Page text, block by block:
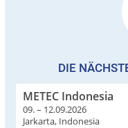
DIE
METEC Indonesia
09. – 12.09.2026
Jarkarta, Indonesia